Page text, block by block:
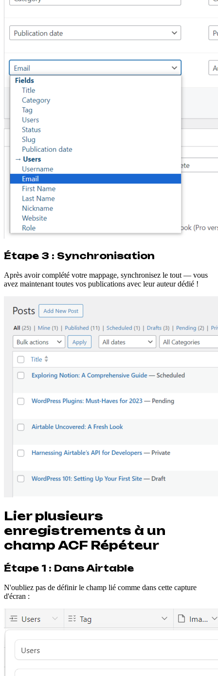
Étape 3 : Synchronisation
Après avoir complété votre mappage, synchronisez le tout — vous
avez maintenant toutes vos publications avec leur auteur dédié !
Lier plusieurs
enregistrements à un
champ ACF Répéteur
Étape 1 : Dans Airtable
N'oubliez pas de définir le champ lié comme dans cette capture
d'écran :